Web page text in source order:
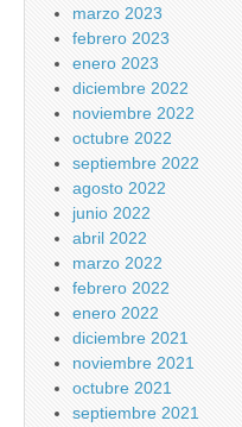
marzo 2023
febrero 2023
enero 2023
diciembre 2022
noviembre 2022
octubre 2022
septiembre 2022
agosto 2022
junio 2022
abril 2022
marzo 2022
febrero 2022
enero 2022
diciembre 2021
noviembre 2021
octubre 2021
septiembre 2021